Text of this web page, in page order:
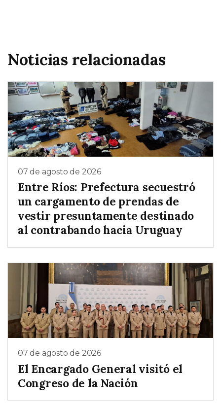
Noticias relacionadas
07 de agosto de 2026
Entre Ríos: Prefectura secuestró
un cargamento de prendas de
vestir presuntamente destinado
al contrabando hacia Uruguay
07 de agosto de 2026
El Encargado General visitó el
Congreso de la Nación